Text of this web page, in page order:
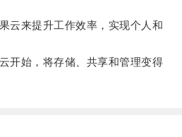
来提升工作效率，实现个人和
始，将存储、共享和管理变得